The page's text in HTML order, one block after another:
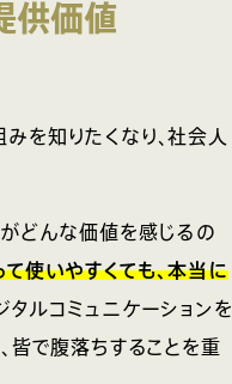
供価値
を知りたくなり、社会人
がどんな価値を感じるの
使いやすくても、本当に
タルコミュニケーションを
皆で腹落ちすることを重